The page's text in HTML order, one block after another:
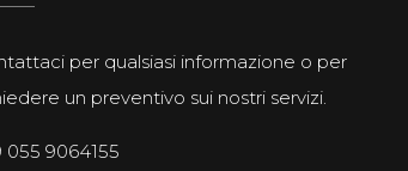
per qualsiasi informazione o per
un preventivo sui nostri servizi.
055 9064155